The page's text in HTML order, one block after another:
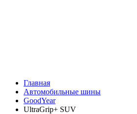
Главная
Автомобильные шины
GoodYear
UltraGrip+ SUV